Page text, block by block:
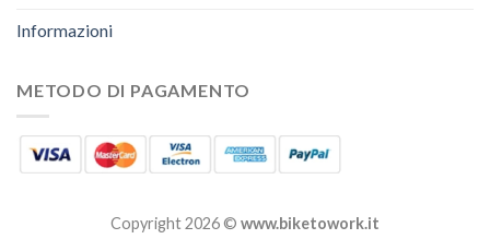
Informazioni
METODO DI PAGAMENTO
Copyright 2026 © www.biketowork.it